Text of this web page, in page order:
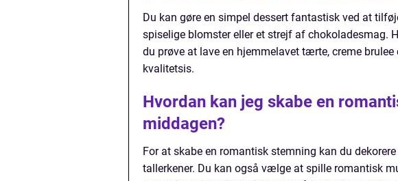
Du kan gøre en simpel dessert fantastisk ved at
spiselige blomster eller et strejf af chokoladesmag.
du prøve at lave en hjemmelavet tærte, creme
kvalitetsis.
Hvordan kan jeg skabe en
middagen?
For at skabe en romantisk stemning kan du
tallerkener. Du kan også vælge at spille romantisk